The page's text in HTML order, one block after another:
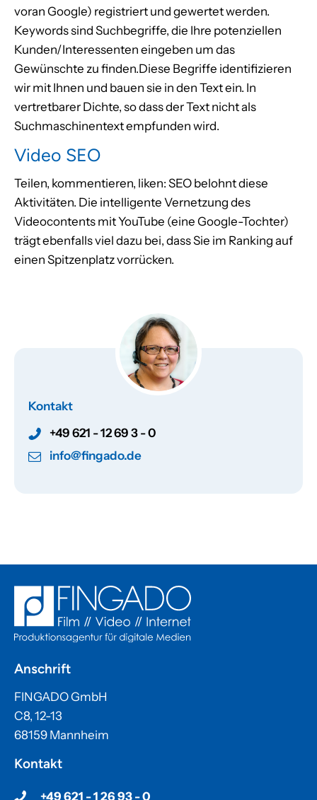
voran Google) registriert und gewertet werden.
Keywords sind Suchbegriffe, die Ihre potenziellen
Kunden/Interessenten eingeben um das
Gewünschte zu finden.Diese Begriffe identifizieren
wir mit Ihnen und bauen sie in den Text ein. In
vertretbarer Dichte, so dass der Text nicht als
Suchmaschinentext empfunden wird.
Video SEO
Teilen, kommentieren, liken: SEO belohnt diese
Aktivitäten. Die intelligente Vernetzung des
Videocontents mit YouTube (eine Google-Tochter)
trägt ebenfalls viel dazu bei, dass Sie im Ranking auf
einen Spitzenplatz vorrücken.
Kontakt
+49 621 - 12 69 3 - 0
info@fingado.de
Anschrift
FINGADO GmbH
C8, 12-13
68159 Mannheim
Kontakt
+49 621 - 1 26 93 - 0